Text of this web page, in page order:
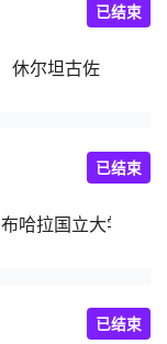
休尔坦古佐
已结束
布哈拉国立大学
已结束
已结束